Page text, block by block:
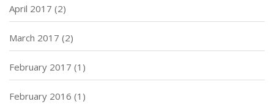
April 2017 (2)
March 2017 (2)
February 2017 (1)
February 2016 (1)